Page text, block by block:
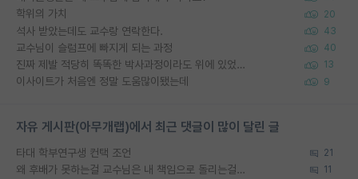
학위의 가치 20
석사 받았는데도 교수랑 연락한다. 43
교수님이 슬럼프에 빠지게 되는 과정 40
진짜 제발 적당히 똑똑한 박사과정이라도 위에 있었으면.. 13
이사이트가 처음엔 정말 도움많이됐는데 9
자유 게시판(아무개랩)에서 최근 댓글이 많이 달린 글
타대 학부연구생 컨택 조언 21
왜 후배가 못하는걸 교수님은 내 책임으로 돌리는걸까요? 11